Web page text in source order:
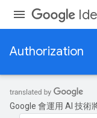
Authorization
Google 會運用 AI 技術